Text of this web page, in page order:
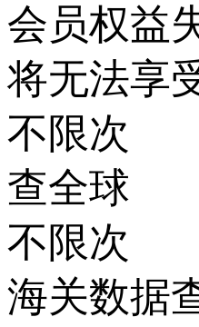
会员权益
将无法享
不限次
查全球
不限次
海关数据